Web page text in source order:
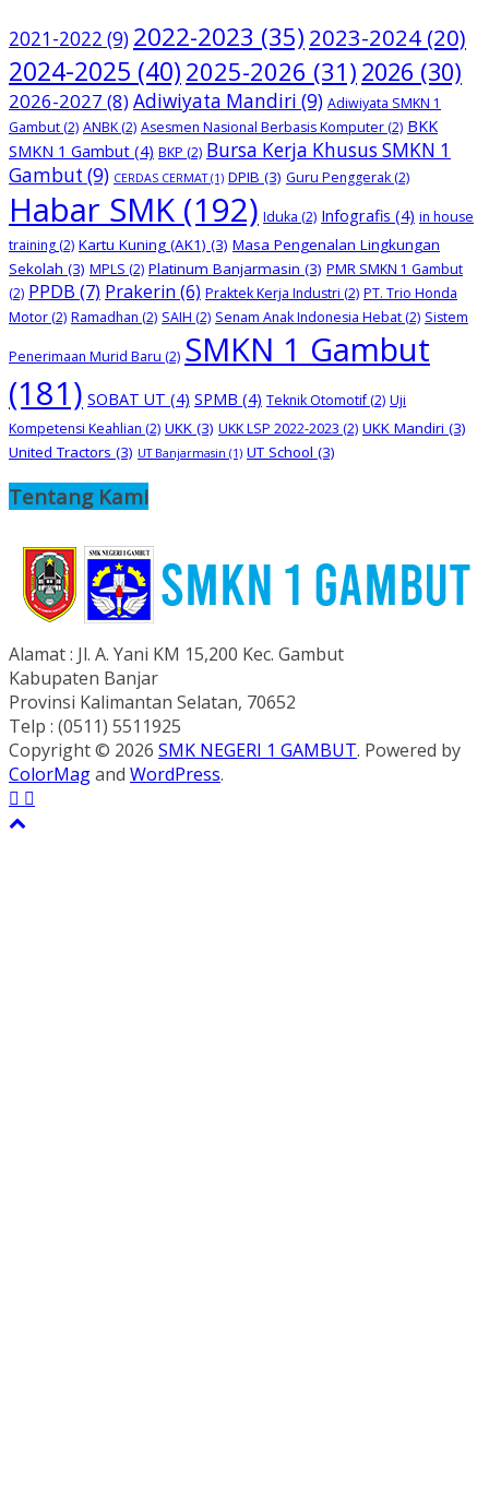
2021-2022 (9) 2022-2023 (35) 2023-2024 (20)
2024-2025 (40) 2025-2026 (31) 2026 (30)
2026-2027 (8)Adiwiyata Mandiri (9) Adiwiyata SMKN 1
Gambut (2) ANBK (2) Asesmen Nasional Berbasis Komputer (2) BKK
SMKN 1 Gambut (4) BKP (2) Bursa Kerja Khusus SMKN 1
Gambut (9) CERDAS CERMAT(1) DPIB (3) Guru Penggerak (2)
Habar SMK (192) Iduka (2) Infografis (4) in house
training (2) Kartu Kuning (AK1) (3) Masa Pengenalan Lingkungan
Sekolah (3) MPLS (2) Platinum Banjarmasin (3) PMR SMKN 1 Gambut
(2) PPDB (7) Prakerin (6) Praktek Kerja Industri (2) PT. Trio Honda
Motor (2) Ramadhan (2) SAIH (2) Senam Anak Indonesia Hebat (2) Sistem
Penerimaan Murid Baru (2) SMKN 1 Gambut
(181) SOBAT UT (4) SPMB (4) Teknik Otomotif(2) Uji
Kompetensi Keahlian (2) UKK (3) UKK LSP 2022-2023 (2) UKK Mandiri (3)
United Tractors (3) UT Banjarmasin (1) UT School (3)
Tentang Kami
Alamat : Jl. A. Yani KM 15,200 Kec. Gambut
Kabupaten Banjar
Provinsi Kalimantan Selatan, 70652
Telp : (0511) 5511925
Copyright © 2026 SMK NEGERI 1 GAMBUT. Powered by
ColorMagand WordPress.